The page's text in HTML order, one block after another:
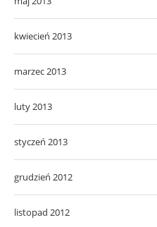
kwiecień 2013
marzec 2013
luty 2013
styczeń 2013
grudzień 2012
listopad 2012